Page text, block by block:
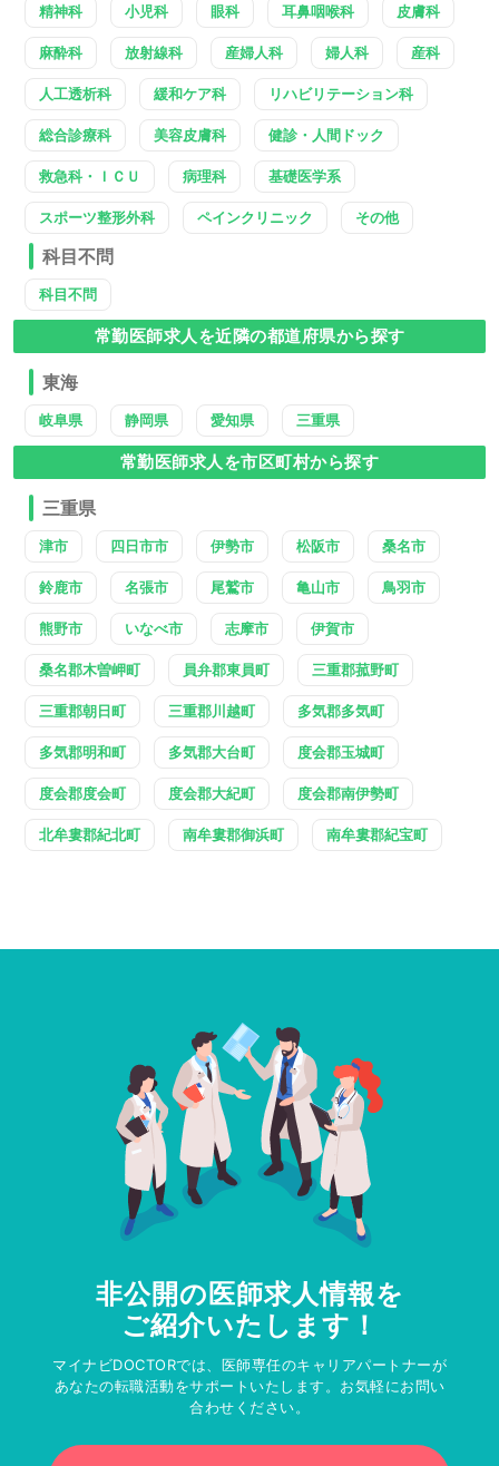
精神科 小児科 眼科 耳鼻咽喉科 皮膚科
麻酔科 放射線科 産婦人科 婦人科 産科
人工透析科 緩和ケア科 リハビリテーション科
総合診療科 美容皮膚科 健診・人間ドック
救急科・ＩＣＵ 病理科 基礎医学系
スポーツ整形外科 ペインクリニック その他
科目不問
科目不問
常勤医師求人を近隣の都道府県から探す
東海
岐阜県 静岡県 愛知県 三重県
常勤医師求人を市区町村から探す
三重県
津市 四日市市 伊勢市 松阪市 桑名市
鈴鹿市 名張市 尾鷲市 亀山市 鳥羽市
熊野市 いなべ市 志摩市 伊賀市
桑名郡木曽岬町 員弁郡東員町 三重郡菰野町
三重郡朝日町 三重郡川越町 多気郡多気町
多気郡明和町 多気郡大台町 度会郡玉城町
度会郡度会町 度会郡大紀町 度会郡南伊勢町
北牟婁郡紀北町 南牟婁郡御浜町 南牟婁郡紀宝町
非公開の医師求人情報を
ご紹介いたします！
マイナビDOCTORでは、医師専任のキャリアパートナーが
あなたの転職活動をサポートいたします。お気軽にお問い
合わせください。